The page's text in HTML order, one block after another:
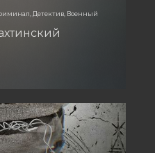
Детектив, Военный